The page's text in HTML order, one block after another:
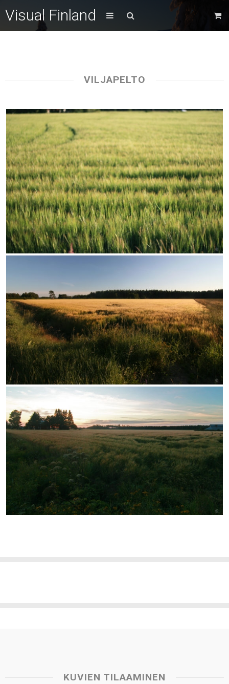
Visual Finland
VILJAPELTO
KUVIEN TILAAMINEN